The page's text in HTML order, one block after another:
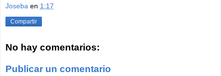
Joseba en 1:17
Compartir
No hay comentarios:
Publicar un comentario